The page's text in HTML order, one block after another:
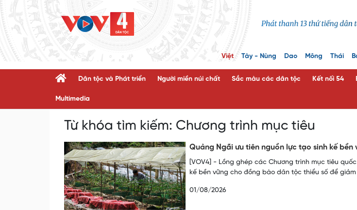
Việt Tày - Nùng Dao Mông Thái
Dân tộc và Phát triển Người miền núi chất Sắc màu các dân tộc Kết nối 54
Multimedia
Từ khóa tìm kiếm: Chương trình mục tiêu
Quảng Ngãi ưu tiên nguồn lực tạo sinh kế
[VOV4] - Lồng ghép các Chương trình mục tiêu
kế bền vững cho đồng bào dân tộc thiểu số để
01/08/2026